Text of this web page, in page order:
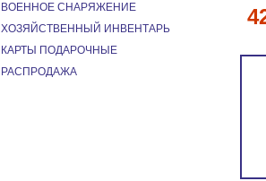
ВОЕННОЕ СНАРЯЖЕНИЕ
ХОЗЯЙСТВЕННЫЙ ИНВЕНТАРЬ
КАРТЫ ПОДАРОЧНЫЕ
РАСПРОДАЖА